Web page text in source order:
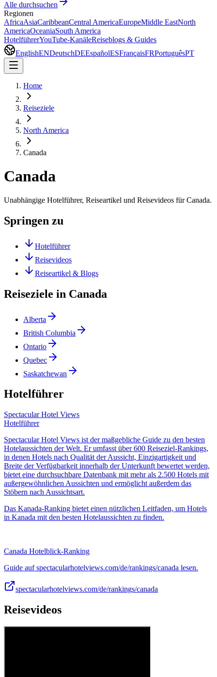
Alle durchsuchen
Regionen
AfricaAsiaCaribbeanCentral AmericaEuropeMiddle EastNorth
AmericaOceaniaSouth America
HotelführerYouTube-KanäleReiseblogs & Guides
EnglishENDeutschDEEspañolESFrançaisFRPortuguêsPT
Home
Reiseziele
North America
Canada
Canada
Unabhängige Hotelführer, Reiseartikel und Reisevideos für Canada.
Springen zu
Hotelführer
Reisevideos
Reiseartikel & Blogs
Reiseziele in Canada
Alberta
British Columbia
Ontario
Quebec
Saskatchewan
Hotelführer
Spectacular Hotel Views
Hotelführer
Spectacular Hotel Views ist der maßgebliche Guide zu den besten
Hotelaussichten der Welt. Er umfasst über 600 Reiseziel-Rankings,
in denen Hotels nach Qualität der Aussicht, Einzigartigkeit und
Breite der Verfügbarkeit innerhalb der Unterkunft bewertet werden,
bietet eine durchsuchbare Datenbank mit mehr als 2.500 Hotels mit
außergewöhnlichen Aussichten und ermöglicht außerdem das
Stöbern nach Aussichtsart.
Das Kanada-Ranking bietet einen nützlichen Leitfaden, um Hotels
in Kanada mit den besten Hotelaussichten zu finden.
Canada Hotelblick-Ranking
Guide auf spectacularhotelviews.com/de/rankings/canada lesen.
spectacularhotelviews.com/de/rankings/canada
Reisevideos